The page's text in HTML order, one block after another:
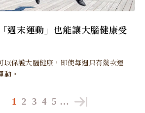
週末運動」也能讓大腦健康受
以保護大腦健康，即使每週只有幾次運
動。
1 2 3 4 5 …